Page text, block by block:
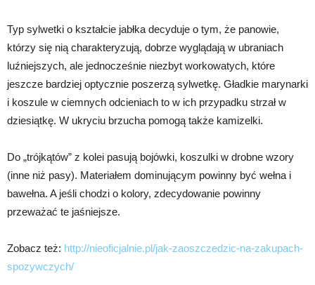
Typ sylwetki o kształcie jabłka decyduje o tym, że panowie,
którzy się nią charakteryzują, dobrze wyglądają w ubraniach
luźniejszych, ale jednocześnie niezbyt workowatych, które
jeszcze bardziej optycznie poszerzą sylwetkę. Gładkie marynarki
i koszule w ciemnych odcieniach to w ich przypadku strzał w
dziesiątkę. W ukryciu brzucha pomogą także kamizelki.
Do „trójkątów” z kolei pasują bojówki, koszulki w drobne wzory
(inne niż pasy). Materiałem dominującym powinny być wełna i
bawełna. A jeśli chodzi o kolory, zdecydowanie powinny
przeważać te jaśniejsze.
Zobacz też: http://nieoficjalnie.pl/jak-zaoszczedzic-na-zakupach-
spozywczych/